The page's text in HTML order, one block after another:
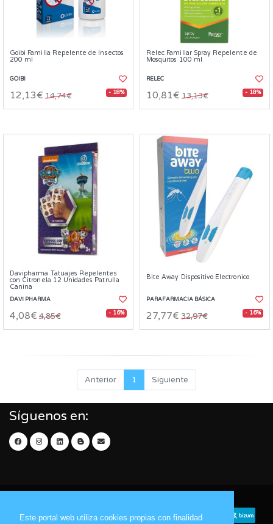
Este portal web utiliza cookies propias con finalidad
Goibi Familia Repelente de Insectos
200 ml
GOIBI
12,13€ 14,74€ - 18%
Relec Familiar Spray Repelente de
Mosquitos 100 ml
RELEC
10,81€ 13,13€ - 18%
Davipharma Tatuajes Repelentes
con Citronela 12 Unidades Patrulla
Canina
DAVI PHARMA
4,08€ 4,85€ - 16%
Bite Away Dispositivo Electronico
PARAFARMACIA BÁSICA
27,77€ 32,97€ - 16%
Anterior 1 Siguiente
Síguenos en: